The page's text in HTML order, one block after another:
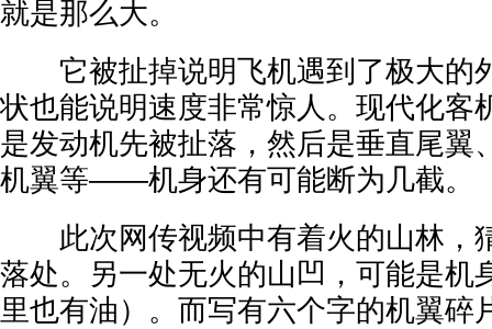
就是那么大。
它被扯掉说明飞机遇到了极大的
状也能说明速度非常惊人。现代化客
是发动机先被扯落，然后是垂直尾翼
机翼等——机身还有可能断为几截。
此次网传视频中有着火的山林，
落处。另一处无火的山凹，可能是机
里也有油）。而写有六个字的机翼碎